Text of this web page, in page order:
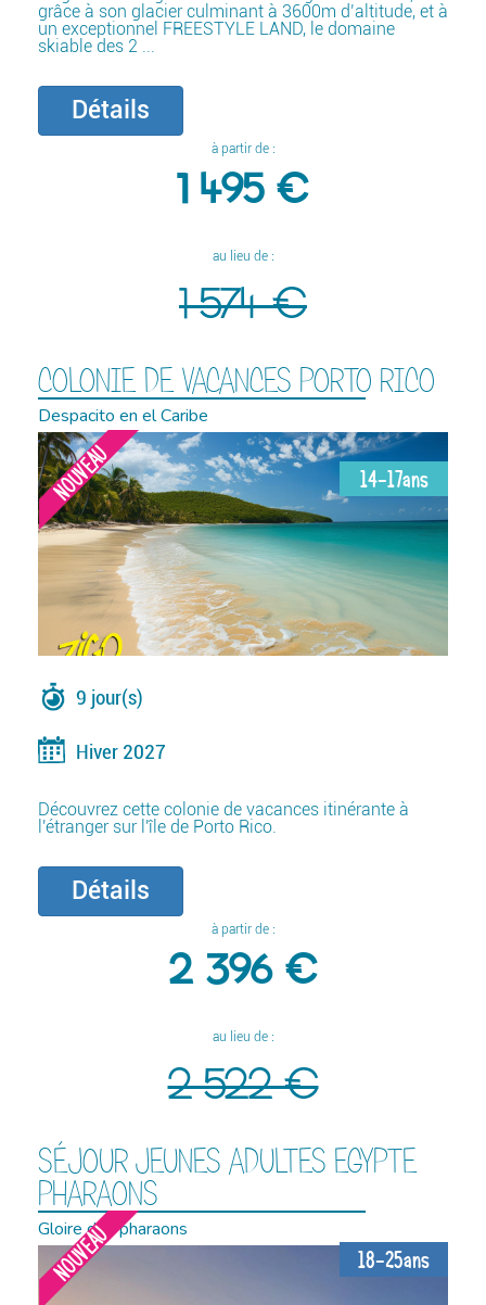
grâce à son glacier culminant à 3600m d’altitude, et à
un exceptionnel FREESTYLE LAND, le domaine
skiable des 2 ...
Détails
à partir de :
1 495 €
au lieu de :
1 574 €
COLONIE DE VACANCES PORTO RICO
Despacito en el Caribe
NOUVEAU 14-17ans
9 jour(s)
Hiver 2027
Découvrez cette colonie de vacances itinérante à
l'étranger sur l'île de Porto Rico.
Détails
à partir de :
2 396 €
au lieu de :
2 522 €
SÉJOUR JEUNES ADULTES EGYPTE
PHARAONS
Gloire des pharaons
NOUVEAU 18-25ans